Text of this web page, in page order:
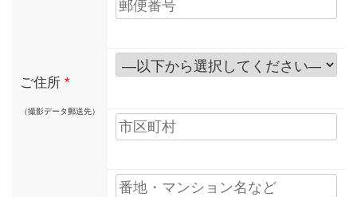
ご住所 *
（撮影データ郵送先）